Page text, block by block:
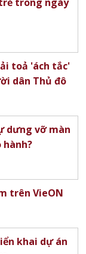
toả 'ách tắc'
dân Thủ đô
dưng vỡ màn
hành?
trên VieON
khai dự án